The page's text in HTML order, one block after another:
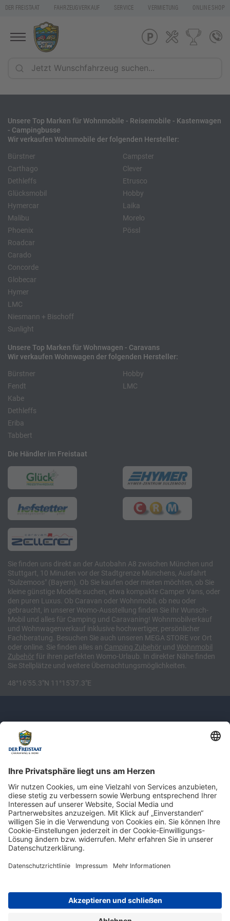
DER FREISTAAT FAHRZEUGVERKAUF SERVICE VERMIETUNG ONLINE SHOP
Unsere Top Marken für Wohnmobile - Reisemobile - Kastenwagen
- Campingbusse
Wir verkaufen Wohnmobile der folgenden Hersteller:
Bürstner
Carthago
Dethleffs
Glücksmobil
Hymercar
Malibu
Phoenix
Roadcar
Campster
Clever
Etrusco
Hobby
Laika
Morelo
Pössl
Carado
Concorde
Globecar
Hymer
LMC
Niesmann + Bischoff
Sunlight
Unsere Top Marken für Wohnwagen - Caravans
Wir verkaufen Wohnwagen der folgenden Hersteller:
Bürstner
Fendt
Kabe
Hobby
LMC
Dethleffs
Eriba
Tabbert
Die Händler im Freistaat
Sie finden uns direkt an der Autobahn A8 zwischen München und
Stuttgart, 10 Minuten vor der Stadtgrenze Münchens, Ausfahrt
"Sulzemoos" (Bayern). Ob Sie kaufen oder mieten möchten, ob Sie
kleine günstige Modelle suchen, etwa kompakte Camper Vans, oder
den puren Luxus. Ob Caravan oder Wohnmobil, ob neu oder
gebraucht, in unserer Womo-Ausstellung finden Sie Ihr Wunsch-
Mobil und alles für Camping und Caravaning! Wohnmobilverkauf
und Wohnwagenverkauf inklusive hochwertiger, persönlicher
Fachberatung. Besuchen Sie auch unseren MEGA STORE vor Ort
oder online. Sie finden alles an Camping Zubehör und Wohnmobil
Zubehör für ihren perfekten Womo-Urlaub. In direkter Nähe finden
Sie Stellplätze und weitere Übernachtungsmöglichkeiten.
48°16'55.3"N 11°15'37.3"E
Newsletter: Jetzt auf
shop.derfreistaat.de anmelden und
einen 5€ Gutschein für unseren Online-
Shop erhalten!*
Impressum Datenschutz Barrierefreiheit